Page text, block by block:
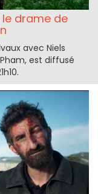
le drame de
avec Niels
est diffusé